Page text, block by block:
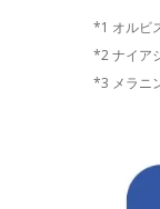
*1 オルビ
*2 ナイア
*3 メラニ